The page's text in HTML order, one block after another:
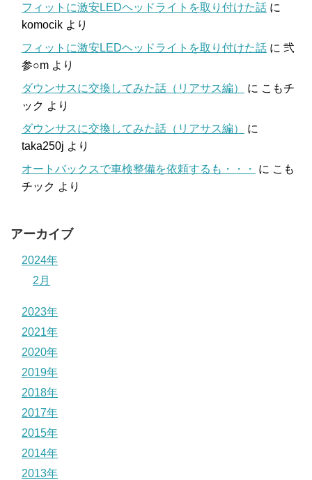
フィットに激安LEDヘッドライトを取り付けた話 に
komocik より
フィットに激安LEDヘッドライトを取り付けた話 に 弐
参○m より
ダウンサスに交換してみた話（リアサス編）
に こもチ
ック より
ダウンサスに交換してみた話（リアサス編）
に
taka250j より
オートバックスで車検整備を依頼するも・・・
に こも
チック より
アーカイブ
2024年
2月
2023年
2021年
2020年
2019年
2018年
2017年
2015年
2014年
2013年